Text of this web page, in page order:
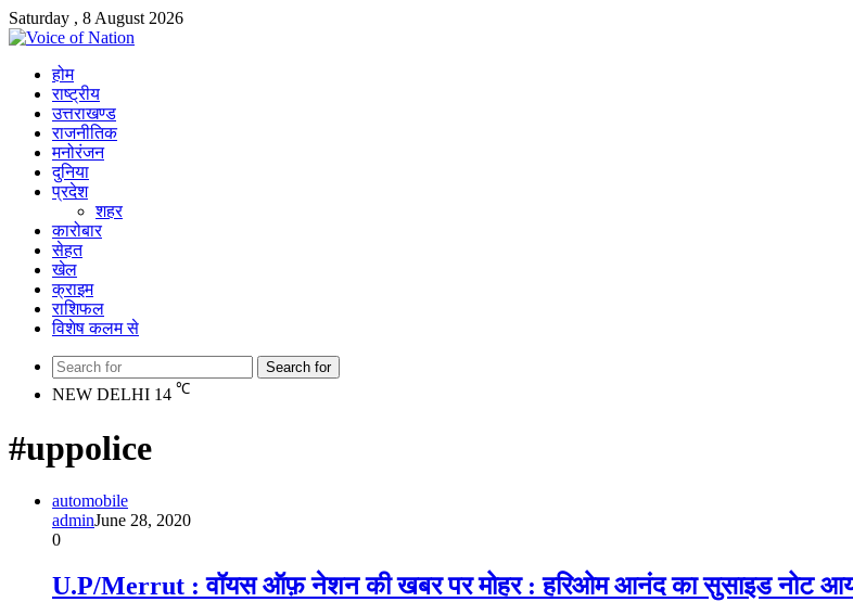
Saturday , 8 August 2026
होम
राष्ट्रीय
उत्तराखण्ड
राजनीतिक
मनोरंजन
दुनिया
प्रदेश
शहर
कारोबार
सेहत
खेल
क्राइम
राशिफल
विशेष कलम से
Search for
NEW DELHI 14 ℃
#uppolice
automobile
adminJune 28, 2020
0
U.P/Merrut : वॉयस ऑफ़ नेशन की खबर पर मोहर : हरिओम आनंद का सुसाइड नोट